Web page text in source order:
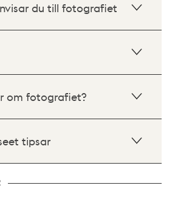
du till fotografiet
om fotografiet?
tipsar